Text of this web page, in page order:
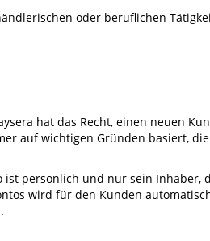
oder beruflichen
hat das Recht, einen neuen
auf wichtigen Gründen basiert,
persönlich und nur sein Inhaber,
wird für den Kunden